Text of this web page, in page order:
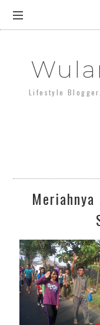
Lifestyle